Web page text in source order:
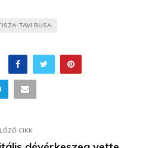
TAVI BUSA
CIKK